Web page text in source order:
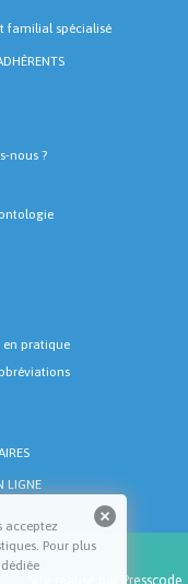
familial spécialisé
nous ?
en pratique
LIGNE
Presscode
acceptez
Pour plus